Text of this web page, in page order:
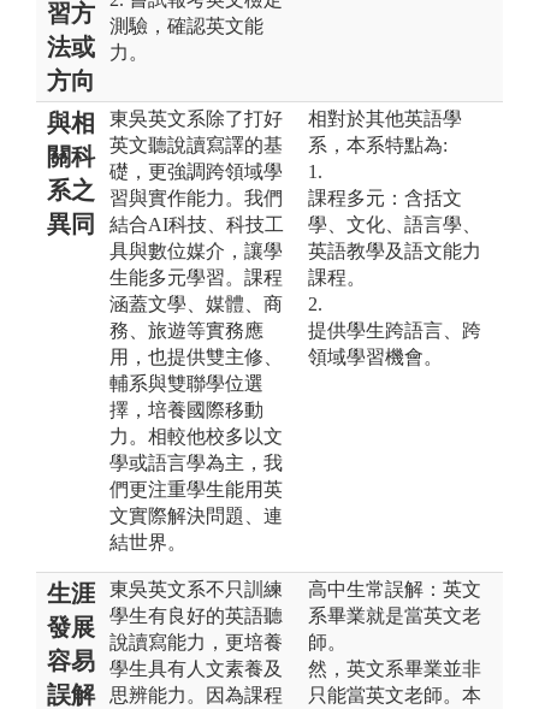
習方
法或
方向
測驗，確認英文能
力。
與相
關科
系之
異同
東吳英文系除了打好
英文聽說讀寫譯的基
礎，更強調跨領域學
習與實作能力。我們
結合AI科技、科技工
具與數位媒介，讓學
生能多元學習。課程
涵蓋文學、媒體、商
務、旅遊等實務應
用，也提供雙主修、
輔系與雙聯學位選
擇，培養國際移動
力。相較他校多以文
學或語言學為主，我
們更注重學生能用英
文實際解決問題、連
結世界。
相對於其他英語學
系，本系特點為:
1.
課程多元：含括文
學、文化、語言學、
英語教學及語文能力
課程。
2.
提供學生跨語言、跨
領域學習機會。
生涯
發展
容易
誤解
東吳英文系不只訓練
學生有良好的英語聽
說讀寫能力，更培養
學生具有人文素養及
思辨能力。因為課程
高中生常誤解：英文
系畢業就是當英文老
師。
然，英文系畢業並非
只能當英文老師。本